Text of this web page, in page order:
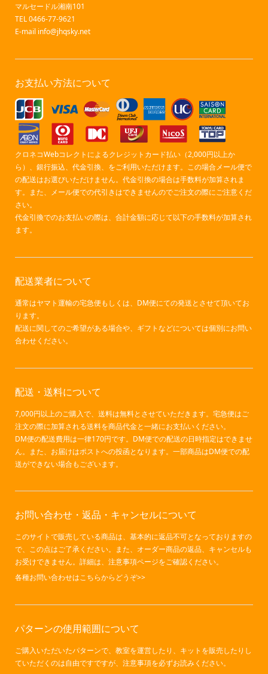
マルセードル湘南101
TEL 0466-77-9621
E-mail info@jhqsky.net
お支払い方法について
クロネコWebコレクトによるクレジットカード払い（2,000円以上か
ら）、銀行振込、代金引換、をご利用いただけます。この場合メール便で
の配送はお選びいただけません。代金引換の場合は手数料が加算されま
す。また、メール便での代引きはできませんのでご注文の際にご注意くだ
さい。
代金引換でのお支払いの際は、合計金額に応じて以下の手数料が加算され
ます。
配送業者について
通常はヤマト運輸の宅急便もしくは、DM便にての発送とさせて頂いてお
ります。
配送に関してのご希望がある場合や、ギフトなどについては個別にお問い
合わせください。
配送・送料について
7,000円以上のご購入で、送料は無料とさせていただきます。宅急便はご
注文の際に加算される送料を商品代金と一緒にお支払いください。
DM便の配送費用は一律170円です。DM便での配送の日時指定はできませ
ん。また、お届けはポストへの投函となります。一部商品はDM便での配
送ができない場合もございます。
お問い合わせ・返品・キャンセルについて
このサイトで販売している商品は、基本的に返品不可となっておりますの
で、この点はご了承ください。また、オーダー商品の返品、キャンセルも
お受けできません。詳細は、注意事項ページをご確認ください。
各種お問い合わせはこちらからどうぞ>>
パターンの使用範囲について
ご購入いただいたパターンで、教室を運営したり、キットを販売したりし
ていただくのは自由ですですが、 注意事項を必ずお読みください。